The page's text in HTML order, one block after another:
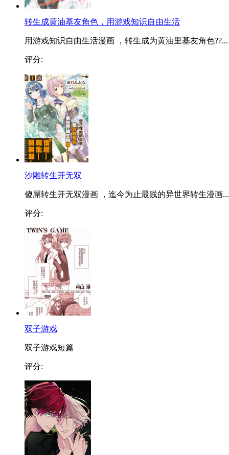
转生成黄油基友角色，用游戏知识自由生活
用游戏知识自由生活漫画 ，转生成为黄油里基友角色??...
评分:
沙雕转生开无双
傻屌转生开无双漫画 ，迄今为止最贱的异世界转生漫画...
评分:
双子游戏
双子游戏短篇
评分: